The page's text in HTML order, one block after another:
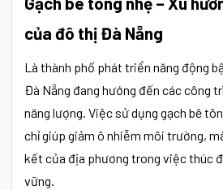
của đô thị Đà Nẵng
Là thành phố phát triển năng động
Đà Nẵng đang hướng đến các công
năng lượng. Việc sử dụng gạch bê
chỉ giúp giảm ô nhiễm môi trường,
kết của địa phương trong việc thúc
vững.